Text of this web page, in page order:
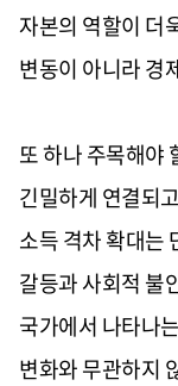
자본의 역할이 더
변동이 아니라 경
또 하나 주목해야
긴밀하게 연결되
소득 격차 확대는
갈등과 사회적 불
국가에서 나타나
변화와 무관하지